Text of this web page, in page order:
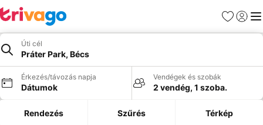
Kedvencek
Úti cél
Práter Park, Bécs
Érkezés/távozás napja
Dátumok
Vendégek és szobák
2 vendég, 1 szoba.
Rendezés Szűrés Térkép